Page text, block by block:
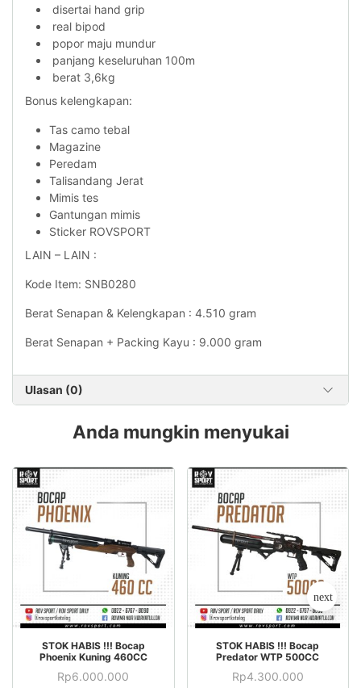
disertai hand grip
real bipod
popor maju mundur
panjang keseluruhan 100m
berat 3,6kg
Bonus kelengkapan:
Tas camo tebal
Magazine
Peredam
Talisandang Jerat
Mimis tes
Gantungan mimis
Sticker ROVSPORT
LAIN – LAIN :
Kode Item: SNB0280
Berat Senapan & Kelengkapan : 4.510 gram
Berat Senapan + Packing Kayu : 9.000 gram
Ulasan (0)
Anda mungkin menyukai
STOK HABIS
STOK HABIS !!! Bocap
Phoenix Kuning 460CC
Rp6.000.000
STOK HABIS
STOK HABIS !!! Bocap
Predator WTP 500CC
Rp4.300.000